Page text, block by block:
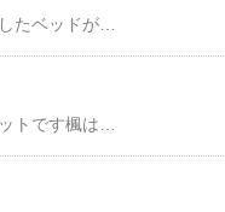
楓にはこだわりがあります。それはベッド。楓は、我が家にやってきた時に用意したベッドが大のお気に入りでその後、幾度かベッドを買い換えても「これじゃイヤだー！いつもの返せー！！」とわがままを言うため＾＾；結局、洗濯・修理を何度も繰り返しながら使い続けて早３年と１０ヶ月が経ち… ありゃりゃ～。とうとう、どうにも修復不可な状態となってしまいましたさすがに買い替えだ、ということでどんなベッドを買おうか迷いましたが、、、 結局１代目と全くおんなじベッドを購入比較用に… こちらは１代目。色も形もサイズも全くおんなじものです！（それにしても、楓ちゃん、ちっちゃかったなぁ）楓は、２代目ベッドが到着するやいなや「これ、これ～！」って感じで、すっかりご満悦の様子。よかった、よかった２代目がよれよれになる頃にも同じベッドが売ってるといいんだけどな～